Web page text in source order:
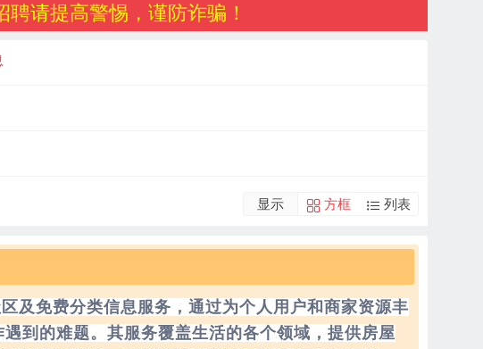
请提高警惕，谨防诈骗！
显示 方框 列表
及免费分类信息服务，通过为个人用户和商家资源丰
到的难题。其服务覆盖生活的各个领域，提供房屋